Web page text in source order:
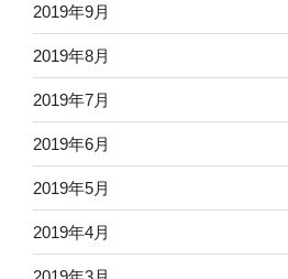
2019年9月
2019年8月
2019年7月
2019年6月
2019年5月
2019年4月